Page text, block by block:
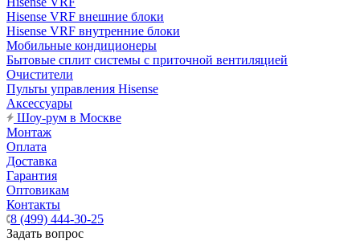
Hisense VRF внешние блоки
Hisense VRF внутренние блоки
Мобильные кондиционеры
Бытовые сплит системы с приточной вентиляцией
Очистители
Пульты управления Hisense
Аксессуары
Шоу-рум в Москве
Монтаж
Оплата
Доставка
Гарантия
Оптовикам
Контакты
8 (499) 444-30-25
Задать вопрос